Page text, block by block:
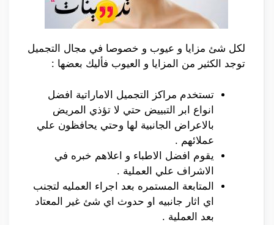
لكل شئ مزايا و عيوب و خصوصا في مجال التجميل
توجد الكثير من المزايا و العيوب فأليك بعضها :
تستخدم مراكز التجميل الاماراتية افضل
انواع ابر التبييض حتي لا تؤذي المريض
بالاعراض الجانبية لها وحتي يحافظون علي
عملائهم .
يقوم افضل الاطباء و اعلاهم خبره في
الاشراف علي العملية .
المتابعة المستمره بعد اجراء العمليه لتجنب
اي اثار جانبيه او حدوث اي شئ غير المعتاد
بعد العملية .